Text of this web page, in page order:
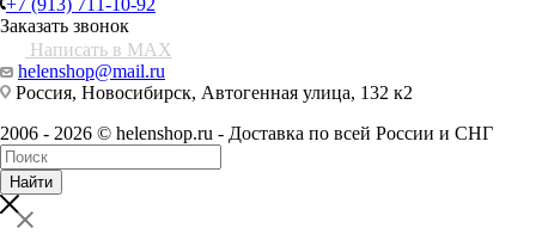
Заказать звонок
Написать в MAX
helenshop@mail.ru
Россия, Новосибирск, Автогенная улица, 132 к2
2006 - 2026 © helenshop.ru - Доставка по всей России и СНГ
Найти